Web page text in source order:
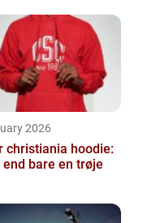
2026
christiania hoodie:
end bare en trøje